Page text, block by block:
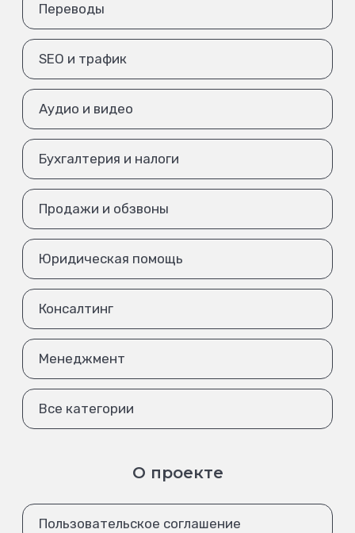
Переводы
SEO и трафик
Аудио и видео
Бухгалтерия и налоги
Продажи и обзвоны
Юридическая помощь
Консалтинг
Менеджмент
Все категории
О проекте
Пользовательское соглашение